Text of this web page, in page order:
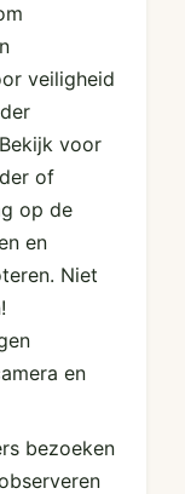
veiligheid
voor
of
op de
en
Niet
en
bezoeken